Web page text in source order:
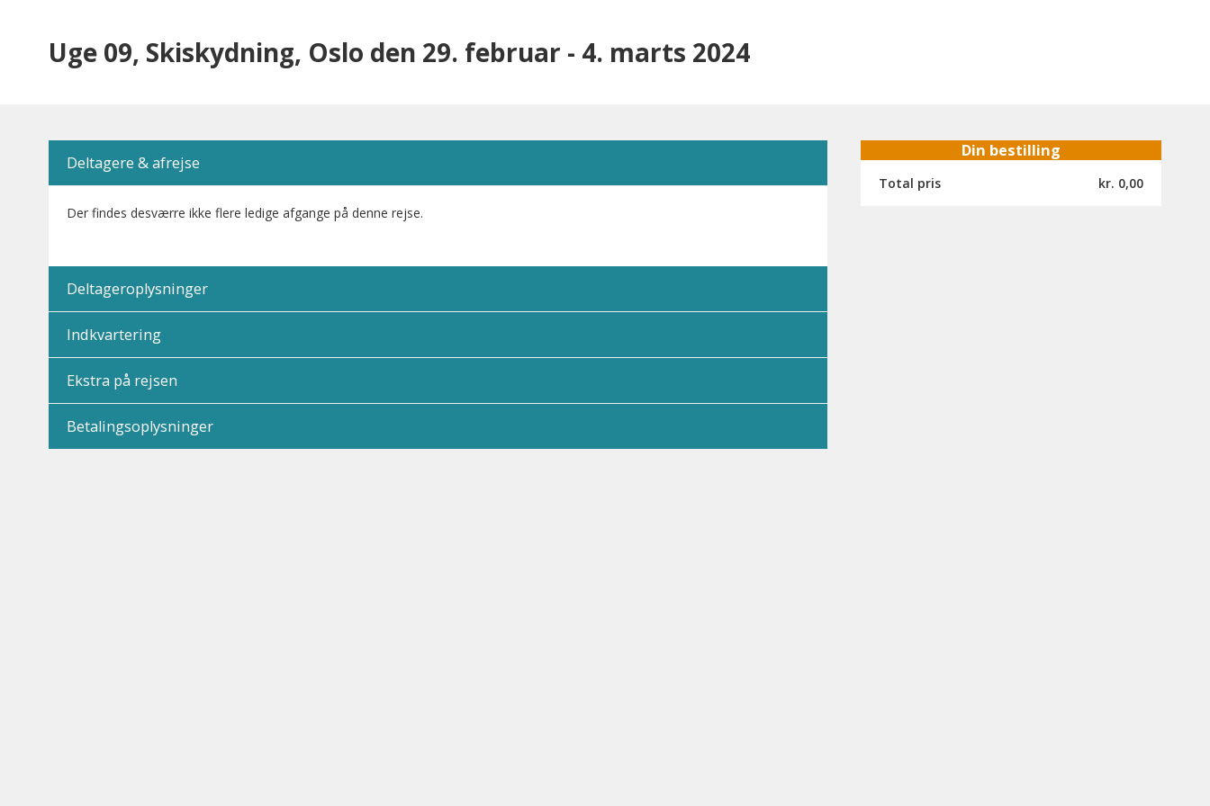
Uge 09, Skiskydning, Oslo den 29. februar - 4. marts 2024
Deltagere & afrejse
Der findes desværre ikke flere ledige afgange på denne rejse.
Deltageroplysninger
Indkvartering
Ekstra på rejsen
Betalingsoplysninger
Din bestilling
Total pris kr. 0,00